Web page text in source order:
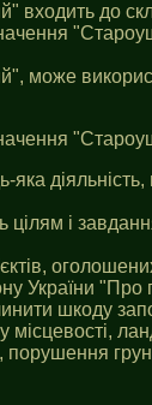
входить до
може
яка
цілям i
України
шкоду